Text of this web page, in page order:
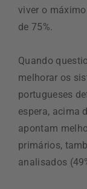
viver o
de 75%.
Quando
melhorar os
portugueses
espera, acima
apontam
primários,
analisados